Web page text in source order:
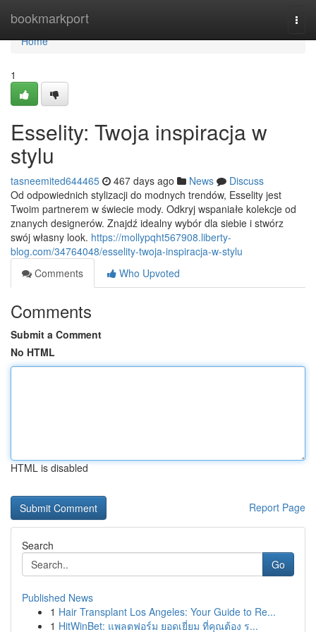
bookmarkport
Home
Home
1
Esselity: Twoja inspiracja w
stylu
tasneemited644465 467 days ago News
Discuss
Od odpowiednich stylizacji do modnych trendów, Esselity jest
Twoim partnerem w świecie mody. Odkryj wspaniałe kolekcje od
znanych designerów. Znajdź idealny wybór dla siebie i stwórz
swój własny look. https://mollypqht567908.liberty-
blog.com/34764048/esselity-twoja-inspiracja-w-stylu
Comments
Who Upvoted
Comments
Submit a Comment
No HTML
HTML is disabled
Report Page
Search
Go
Published News
1 Hair Transplant Los Angeles: Your Guide to Re...
1 HitWinBet: แพลตฟอร์ม ยอดเยี่ยม ที่คุณต้อง ร...